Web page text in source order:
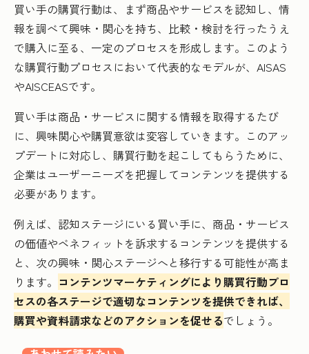
買い手の購買行動は、まず商品やサービスを認知し、情
報を調べて興味・関心を持ち、比較・検討を行ったうえ
で購入に至る、一定のプロセスを形成します。このよう
な購買行動プロセスにおいて代表的なモデルが、AISAS
やAISCEASです。
買い手は商品・サービスに関する情報を取得するたび
に、興味関心や購買意欲は変容していきます。このアッ
プデートに対応し、購買行動を起こしてもらうために、
企業はユーザーニーズを把握してコンテンツを提供する
必要があります。
例えば、認知ステージにいる買い手に、商品・サービス
の価値やベネフィットを訴求するコンテンツを提供する
と、次の興味・関心ステージへと移行する可能性が高ま
ります。 コンテンツマーケティングにより購買行動プロ
セスの各ステージで適切なコンテンツを提供できれば、
購買や資料請求などのアクションを促せるでしょう。